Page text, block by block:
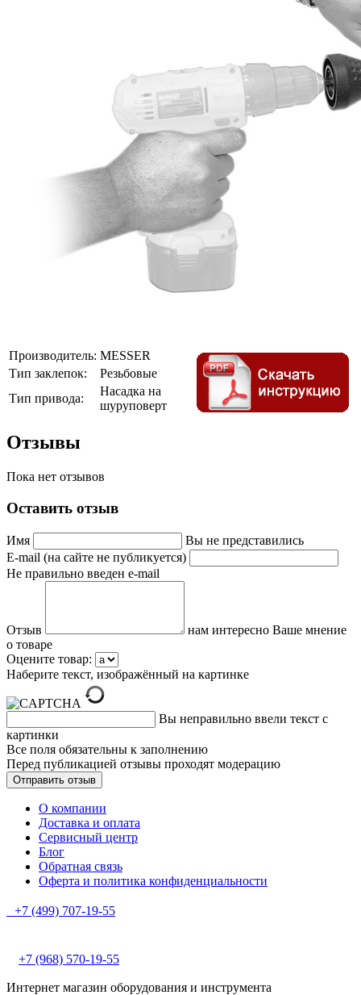
Производитель: MESSER
Тип заклепок:
Резьбовые
Тип привода:
Насадка на
шуруповерт
Отзывы
Пока нет отзывов
Оставить отзыв
Имя
Вы не представились
E-mail (на сайте не публикуется)
Не правильно введен e-mail
Отзыв
нам интересно Ваше мнение
о товаре
Оцените товар:
Наберите текст, изображённый на картинке
Вы неправильно ввели текст с
картинки
Все поля обязательны к заполнению
Перед публикацией отзывы проходят модерацию
О компании
Доставка и оплата
Сервисный центр
Блог
Обратная связь
Оферта и политика конфиденциальности
+7 (499) 707-19-55
+7 (968) 570-19-55
Интернет магазин оборудования и инструмента